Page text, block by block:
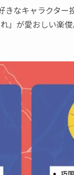
なキャラクター
」が愛おしい楽